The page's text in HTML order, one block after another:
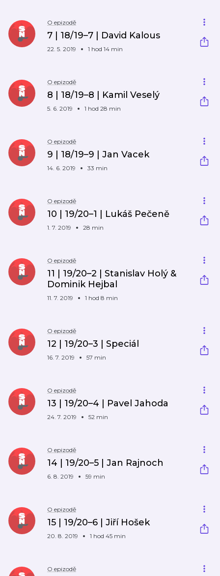
O epizodě
7 | 18/19–7 | David Kalous
22. 5. 2019 1 hod 14 min
O epizodě
8 | 18/19–8 | Kamil Veselý
5. 6. 2019 1 hod 28 min
O epizodě
9 | 18/19–9 | Jan Vacek
14. 6. 2019 33 min
O epizodě
10 | 19/20–1 | Lukáš Pečeně
1. 7. 2019 28 min
O epizodě
11 | 19/20–2 | Stanislav Holý &
Dominik Hejbal
11. 7. 2019 1 hod 8 min
O epizodě
12 | 19/20–3 | Speciál
16. 7. 2019 57 min
O epizodě
13 | 19/20–4 | Pavel Jahoda
24. 7. 2019 52 min
O epizodě
14 | 19/20–5 | Jan Rajnoch
6. 8. 2019 59 min
O epizodě
15 | 19/20–6 | Jiří Hošek
20. 8. 2019 1 hod 45 min
O epizodě